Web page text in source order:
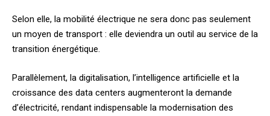
Selon elle, la mobilité électrique ne sera donc pas seulement
un moyen de transport : elle deviendra un outil au service de la
transition énergétique.
Parallèlement, la digitalisation, l’intelligence artificielle et la
croissance des data centers augmenteront la demande
d’électricité, rendant indispensable la modernisation des